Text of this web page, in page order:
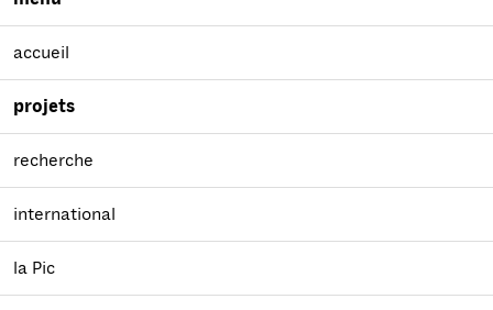
accueil
projets
recherche
international
la Pic